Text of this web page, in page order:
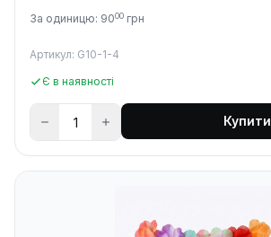
За одиницю: 9000 грн
Артикул: G10-1-4
Є в наявності
Купити